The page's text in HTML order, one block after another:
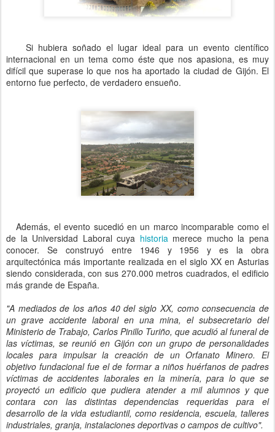
Si hubiera soñado el lugar ideal para un evento científico
internacional en un tema como éste que nos apasiona, es muy
difícil que superase lo que nos ha aportado la ciudad de Gijón. El
entorno fue perfecto, de verdadero ensueño.
Además, el evento sucedió en un marco incomparable como el
de la Universidad Laboral cuya historiamerece mucho la pena
conocer. Se construyó entre 1946 y 1956 y es la obra
arquitectónica más importante realizada en el siglo XX en Asturias
siendo considerada, con sus 270.000 metros cuadrados, el edificio
más grande de España.
"A mediados de los años 40 del siglo XX, como consecuencia de
un grave accidente laboral en una mina, el subsecretario del
Ministerio de Trabajo, Carlos Pinillo Turiño, que acudió al funeral de
las víctimas, se reunió en Gijón con un grupo de personalidades
locales para impulsar la creación de un Orfanato Minero. El
objetivo fundacional fue el de formar a niños huérfanos de padres
víctimas de accidentes laborales en la minería, para lo que se
proyectó un edificio que pudiera atender a mil alumnos y que
contara con las distintas dependencias requeridas para el
desarrollo de la vida estudiantil, como residencia, escuela, talleres
industriales, granja, instalaciones deportivas o campos de cultivo".